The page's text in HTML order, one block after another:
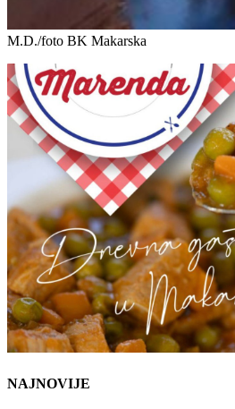
M.D./foto BK Makarska
NAJNOVIJE